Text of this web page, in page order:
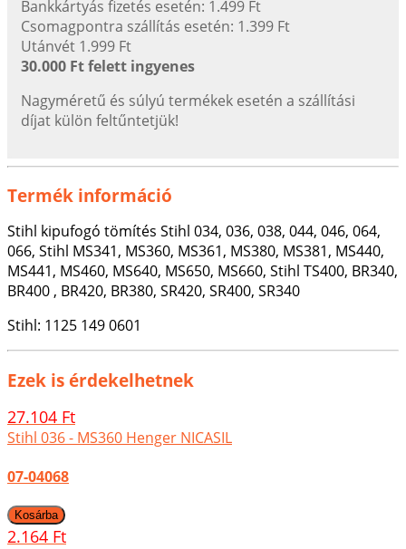
Bankkártyás fizetés esetén: 1.499 Ft
Csomagpontra szállítás esetén: 1.399 Ft
Utánvét 1.999 Ft
30.000 Ft felett ingyenes
Nagyméretű és súlyú termékek esetén a szállítási
díjat külön feltűntetjük!
Termék információ
Stihl kipufogó tömítés Stihl 034, 036, 038, 044, 046, 064,
066, Stihl MS341, MS360, MS361, MS380, MS381, MS440,
MS441, MS460, MS640, MS650, MS660, Stihl TS400, BR340,
BR400 , BR420, BR380, SR420, SR400, SR340
Stihl: 1125 149 0601
Ezek is érdekelhetnek
27.104 Ft
Stihl 036 - MS360 Henger NICASIL
07-04068
2.164 Ft